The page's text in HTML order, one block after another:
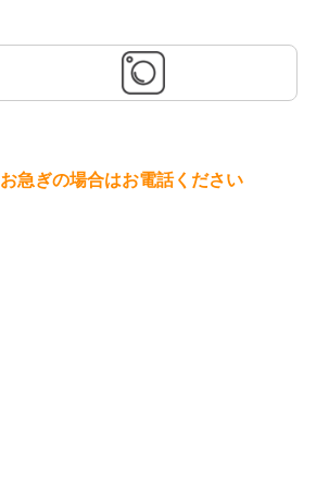
お急ぎの場合はお電話ください